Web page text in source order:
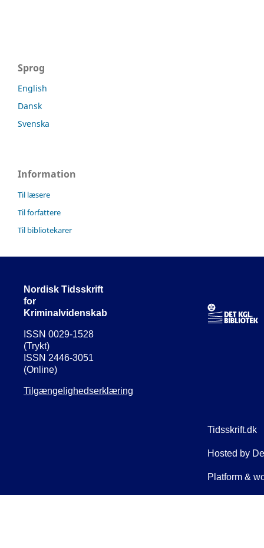
Sprog
English
Dansk
Svenska
Information
Til læsere
Til forfattere
Til bibliotekarer
Nordisk Tidsskrift
for
Kriminalvidenskab
ISSN 0029-1528
(Trykt)
ISSN 2446-3051
(Online)
Tilgængelighedserklæring